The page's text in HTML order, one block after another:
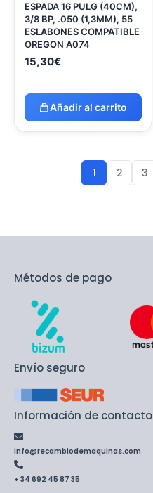
ESPADA 16 PULG (40CM),
3/8 BP, .050 (1,3MM), 55
ESLABONES COMPATIBLE
OREGON A074
15,30€
Añadir al carrito
1 2 3
Métodos de pago
Envío seguro
Información de contacto
info@recambiodemaquinas.com
+ 34 692 45 87 35